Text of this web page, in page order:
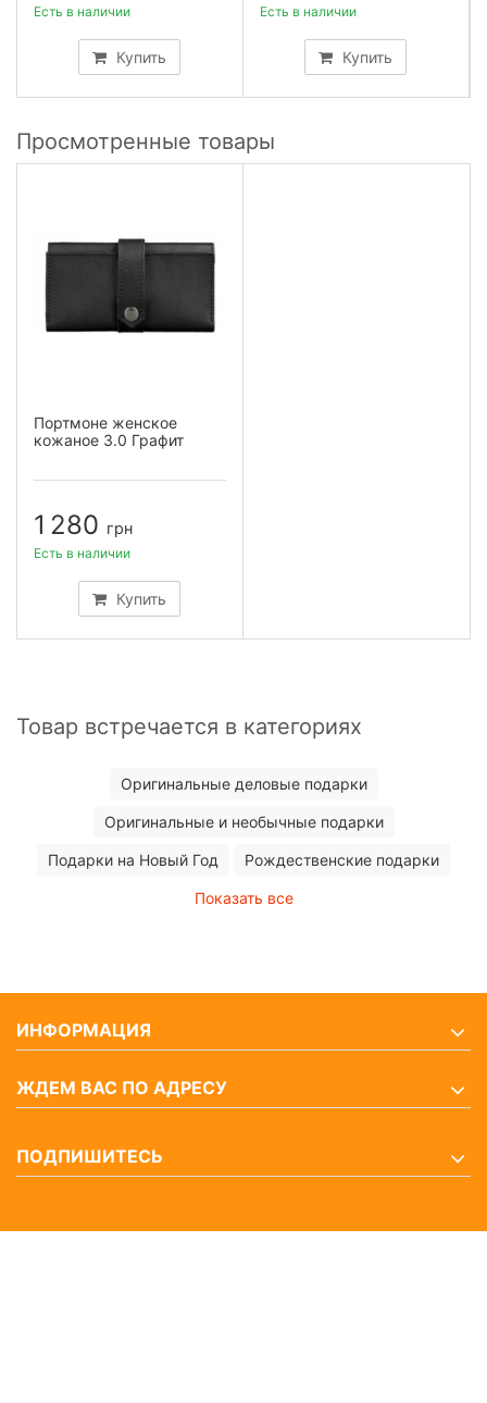
Купить
Есть в наличии
Купить
Есть в наличии
Просмотренные товары
Портмоне женское
кожаное 3.0 Графит
1 280 грн
Купить
Есть в наличии
Товар встречается в категориях
Оригинальные деловые подарки
Оригинальные и необычные подарки
Подарки на Новый Год Рождественские подарки
Показать все
ИНФОРМАЦИЯ
ЖДЕМ ВАС ПО АДРЕСУ
ПОДПИШИТЕСЬ